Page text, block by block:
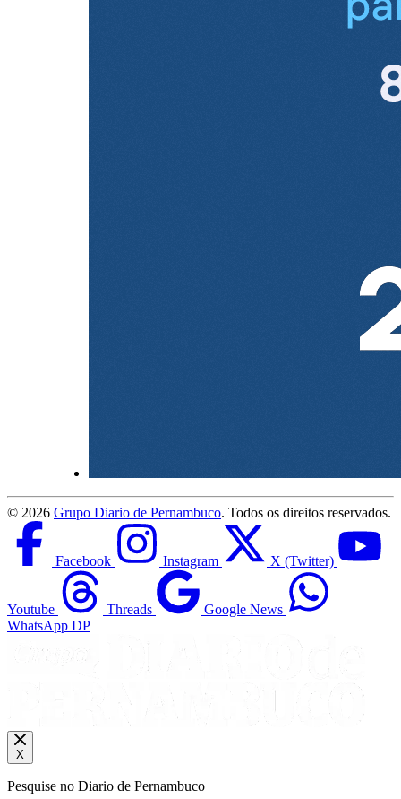
© 2026 Grupo Diario de Pernambuco. Todos os direitos reservados.
Facebook Instagram X (Twitter)
Youtube Threads
Google News
WhatsApp DP
X
Pesquise no Diario de Pernambuco